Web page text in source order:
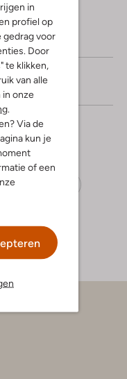
in
profiel op
gedrag voor
Door
te klikken,
van alle
in onze
.
Via de
kun je
of een